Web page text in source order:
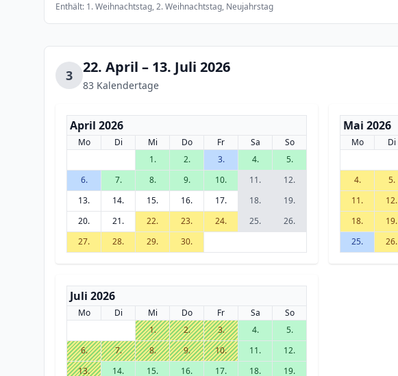
Enthält: 1. Weihnachtstag, 2. Weihnachtstag, Neujahrstag
3 22. April – 13. Juli 2026
83 Kalendertage
April 2026
Mo Di Mi Do Fr Sa
So
1.
2. 3. 4.
5.
6.
7. 8. 9. 10. 11.
12.
13.
14. 15. 16. 17. 18.
19.
20.
21. 22. 23. 24. 25.
26.
27.
28. 29. 30.
Mai 2026
Mo Di
4.
5.
11.
12.
18.
19.
25.
26.
Juli 2026
Mo Di Mi Do Fr Sa
So
1.
2. 3. 4.
5.
6.
7. 8. 9. 10. 11.
12.
13.
14. 15. 16. 17. 18.
19.